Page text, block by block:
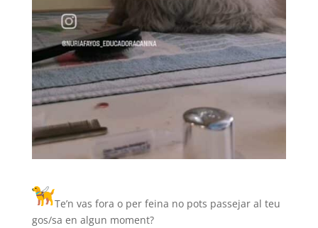
Te’n vas fora o per feina no pots passejar al teu
gos/sa en algun moment?